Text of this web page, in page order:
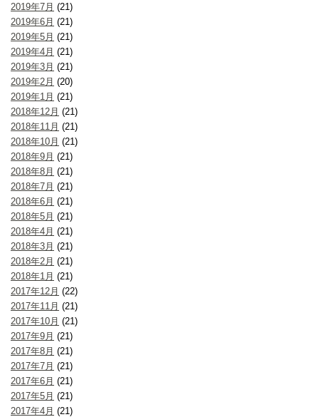
2019年7月 (21)
2019年6月 (21)
2019年5月 (21)
2019年4月 (21)
2019年3月 (21)
2019年2月 (20)
2019年1月 (21)
2018年12月 (21)
2018年11月 (21)
2018年10月 (21)
2018年9月 (21)
2018年8月 (21)
2018年7月 (21)
2018年6月 (21)
2018年5月 (21)
2018年4月 (21)
2018年3月 (21)
2018年2月 (21)
2018年1月 (21)
2017年12月 (22)
2017年11月 (21)
2017年10月 (21)
2017年9月 (21)
2017年8月 (21)
2017年7月 (21)
2017年6月 (21)
2017年5月 (21)
2017年4月 (21)